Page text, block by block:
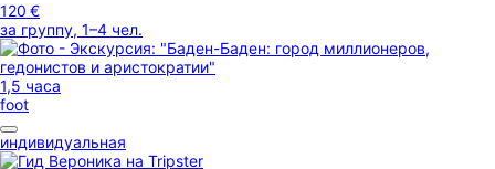
120 €
за группу, 1–4 чел.
1,5 часа
foot
индивидуальная